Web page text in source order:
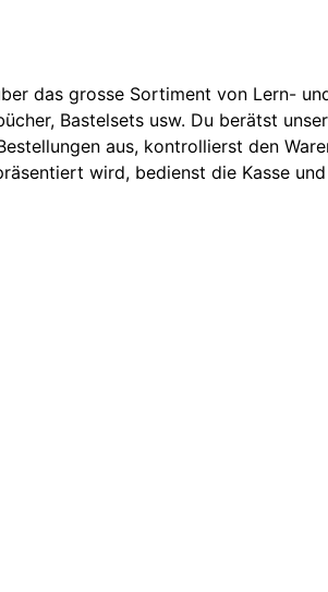
das grosse Sortiment von Lern-
Bastelsets usw. Du berätst
aus, kontrollierst den
wird, bedienst die Kasse